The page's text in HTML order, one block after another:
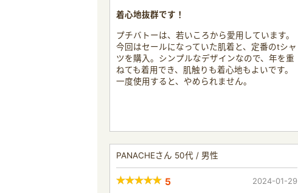
着心地抜群です！
プチバトーは、若いころから愛用しています。
今回はセールになっていた肌着と、定番のtシャ
ツを購入。シンプルなデザインなので、年を重
ねても着用でき、肌触りも着心地もよいです。
一度使用すると、やめられません。
PANACHEさん 50代 / 男性
5 2024-01-29